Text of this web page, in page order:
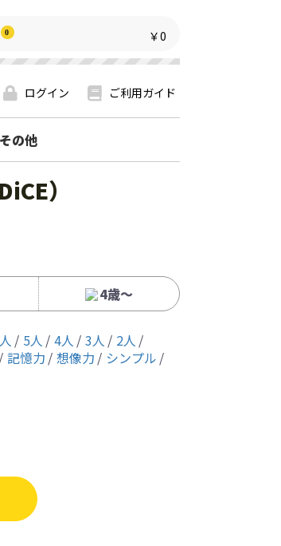
0 ￥0
ログイン ご利用ガイド
その他
）
4歳〜
5人 4人 3人
2人
記憶力 想像力
シンプル